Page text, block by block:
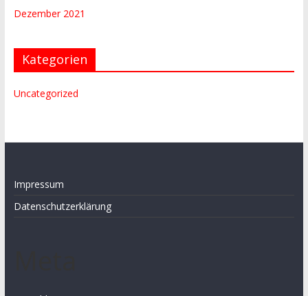
Dezember 2021
Kategorien
Uncategorized
Impressum
Datenschutzerklärung